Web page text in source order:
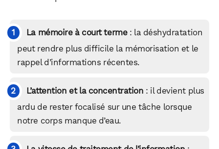
La mémoire à court terme: la déshydratation
peut rendre plus difficile la mémorisation et le
rappel d’informations récentes.
L’attention et la concentration : il devient plus
ardu de rester focalisé sur une tâche lorsque
notre corps manque d’eau.
Facebook X LinkedIn